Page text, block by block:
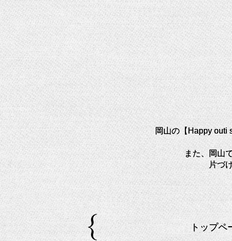
岡山の【Happy outi
また、岡山
片づ
トップペ